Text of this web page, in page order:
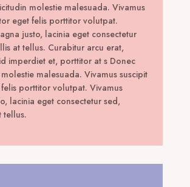
molestie malesuada. Vivamus
eget felis porttitor volutpat.
justo, lacinia eget consectetur
at tellus. Curabitur arcu erat,
imperdiet et, porttitor at s Donec
malesuada. Vivamus suscipit
porttitor volutpat. Vivamus
lacinia eget consectetur sed,
tellus.